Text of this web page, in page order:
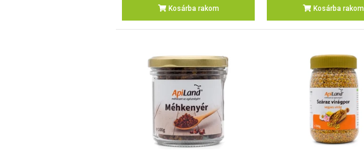
Kosárba rakom Kosárba rakom